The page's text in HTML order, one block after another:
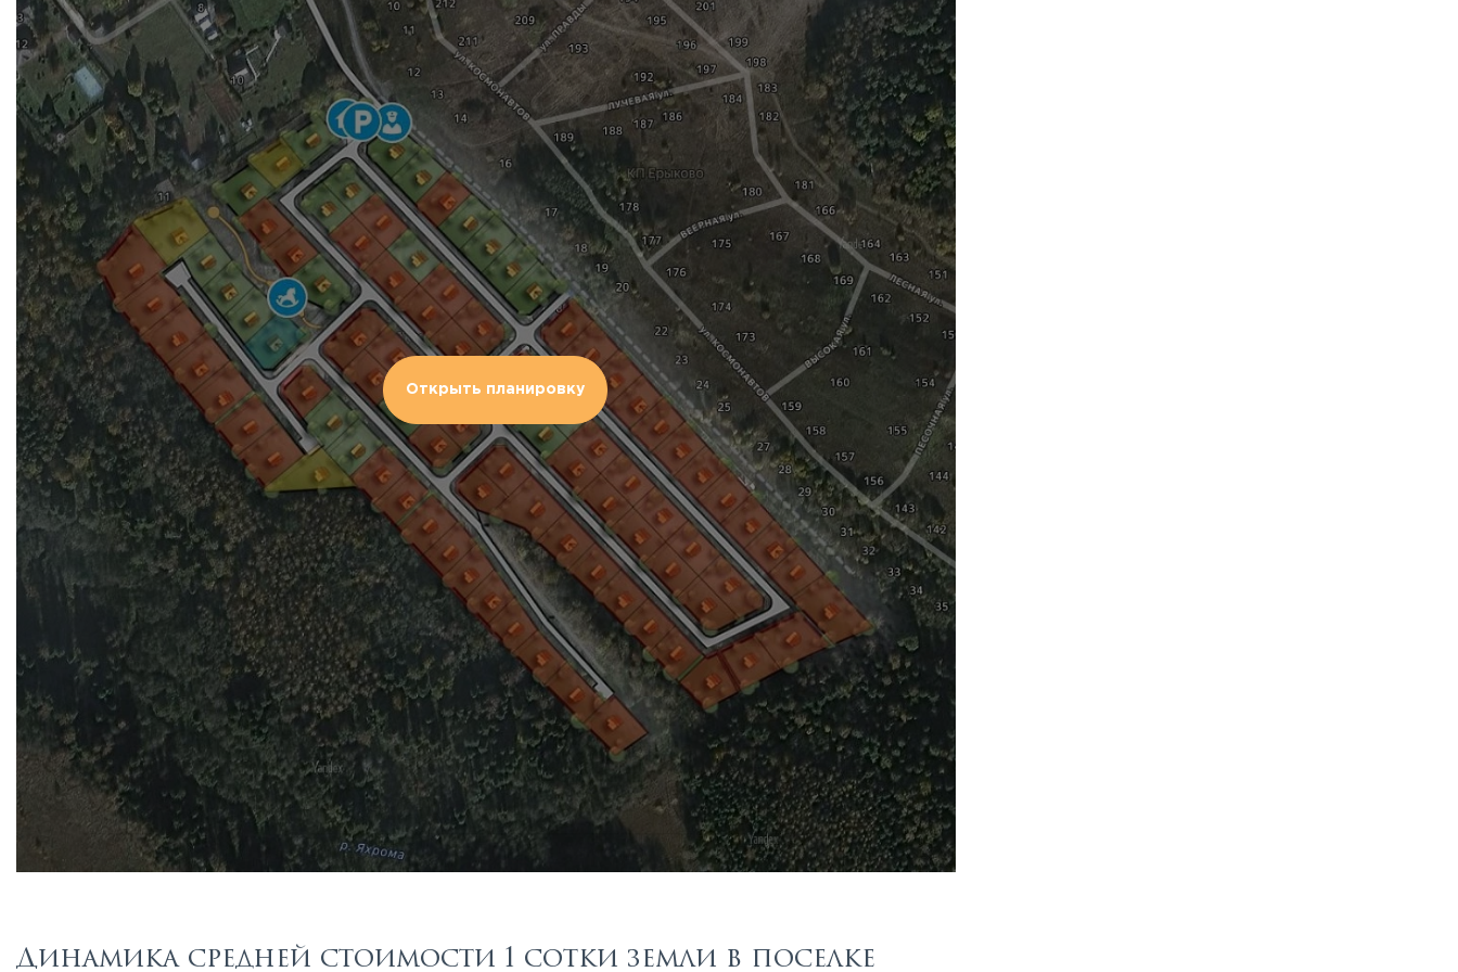
Открыть планировку
Динамика средней стоимости 1 сотки земли в поселке